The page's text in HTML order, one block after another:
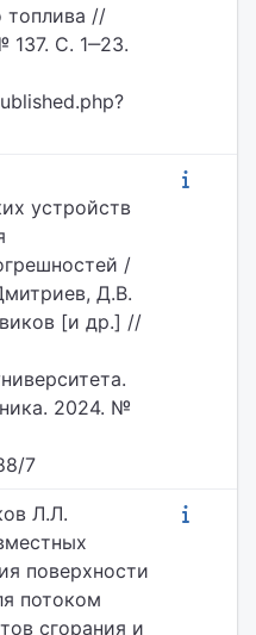
топлива //
С. 1‒23.
устройств
/
Д.В.
[и др.] //
2024. №
7
Л.Л.
поверхности
потоком
сгорания и